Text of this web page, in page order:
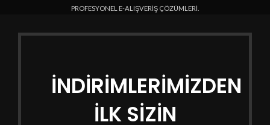
PROFESYONEL E-ALIŞVERİŞ ÇÖZÜMLERİ.
İNDİRİMLERİMİZDEN
İLK SİZİN